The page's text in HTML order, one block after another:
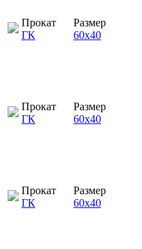
Прокат
ГК
Размер
60х40
Прокат
ГК
Размер
60х40
Прокат
ГК
Размер
60х40